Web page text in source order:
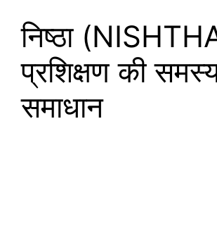
निष्ठा
प्रशिक्षण की
समाधान